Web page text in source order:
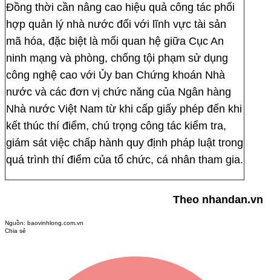
Đồng thời cần nâng cao hiệu quả công tác phối
hợp quản lý nhà nước đối với lĩnh vực tài sản
mã hóa, đặc biệt là mối quan hệ giữa Cục An
ninh mạng và phòng, chống tội phạm sử dụng
công nghệ cao với Ủy ban Chứng khoán Nhà
nước và các đơn vị chức năng của Ngân hàng
Nhà nước Việt Nam từ khi cấp giấy phép đến khi
kết thúc thí điểm, chú trọng công tác kiểm tra,
giám sát việc chấp hành quy định pháp luật trong
quá trình thí điểm của tổ chức, cá nhân tham gia.
Theo nhandan.vn
Nguồn: baovinhlong.com.vn
Chia sẻ